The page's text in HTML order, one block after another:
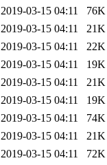
2019-03-15 04:11
76K
2019-03-15 04:11
21K
2019-03-15 04:11
22K
2019-03-15 04:11
19K
2019-03-15 04:11
21K
2019-03-15 04:11
19K
2019-03-15 04:11
74K
2019-03-15 04:11
21K
2019-03-15 04:11
72K